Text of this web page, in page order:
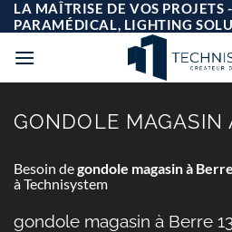
Passer
au
contenu
LA MAÎTRISE DE VOS PROJETS
PARAMÉDICAL, LIGHTING
GONDOLE MAGASIN
Besoin degondole magasin à
à Technisystem
gondole magasin à Berre